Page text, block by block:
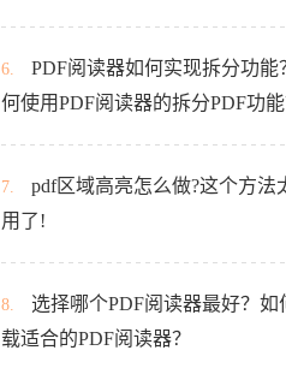
6.
PDF阅读器如何实现拆分功能
何使用PDF阅读器的拆分PDF功能
7.
pdf区域高亮怎么做?这个方法
用了!
8.
选择哪个PDF阅读器最好？如
载适合的PDF阅读器？